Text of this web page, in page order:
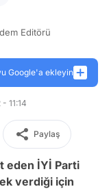
Editörü
Google'a ekleyin
11:14
Paylaş
eden İYİ Parti
verdiği için